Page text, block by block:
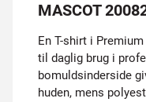
MASCOT
En T-shirt i
til daglig brug i
bomuldsinderside
huden, mens